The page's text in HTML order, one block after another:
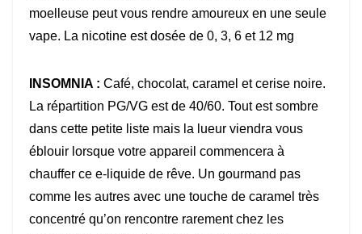
moelleuse peut vous rendre amoureux en une seule
vape. La nicotine est dosée de 0, 3, 6 et 12 mg
INSOMNIA : Café, chocolat, caramel et cerise noire.
La répartition PG/VG est de 40/60. Tout est sombre
dans cette petite liste mais la lueur viendra vous
éblouir lorsque votre appareil commencera à
chauffer ce e-liquide de rêve. Un gourmand pas
comme les autres avec une touche de caramel très
concentré qu’on rencontre rarement chez les